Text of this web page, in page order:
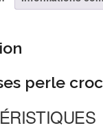
perle